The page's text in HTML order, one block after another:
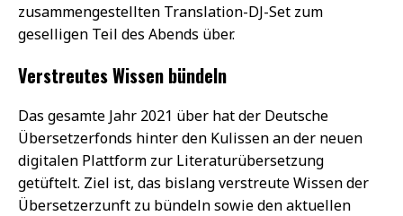
zusammengestellten Translation-DJ-Set zum
geselligen Teil des Abends über.
Verstreutes Wissen bündeln
Das gesamte Jahr 2021 über hat der Deutsche
Übersetzerfonds hinter den Kulissen an der neuen
digitalen Plattform zur Literaturübersetzung
getüftelt. Ziel ist, das bislang verstreute Wissen der
Übersetzerzunft zu bündeln sowie den aktuellen